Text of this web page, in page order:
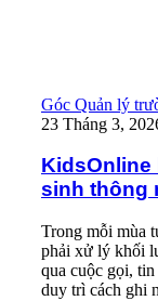
KidsOnline hỗ
Góc Quản lý
23 Tháng 3,
sinh thông
Trong mỗi mùa
phải xử lý khối
qua cuộc gọi,
duy trì cách ghi